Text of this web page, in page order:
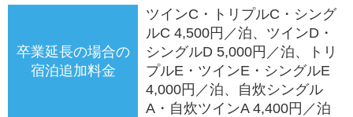
卒業延長の場合の
宿泊追加料金
ツインC・トリプルC・シング
ルC 4,500円／泊、ツインD・
シングルD 5,000円／泊、トリ
プルE・ツインE・シングルE
4,000円／泊、自炊シングル
A・自炊ツインA 4,400円／泊